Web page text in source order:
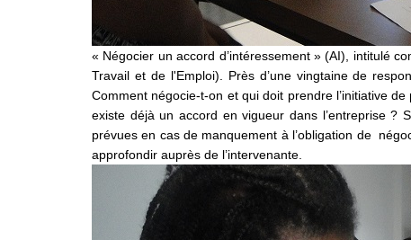
« Négocier un accord d’intéressement » (AI), intitulé
Travail et de l'Emploi). Près d’une vingtaine de
Comment négocie-t-on et qui doit prendre l’initiative
existe déjà un accord en vigueur dans l’entreprise ?
prévues en cas de manquement à l’obligation de
approfondir auprès de l’intervenante.